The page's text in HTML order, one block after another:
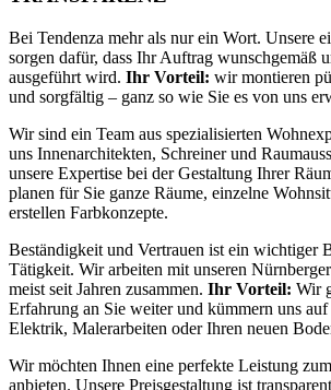
Bei Tendenza mehr als nur ein Wort. Unsere
sorgen dafür, dass Ihr Auftrag wunschgemäß
ausgeführt wird. Ihr Vorteil: wir montieren
und sorgfältig – ganz so wie Sie es von uns
Wir sind ein Team aus spezialisierten
uns Innenarchitekten, Schreiner und
unsere Expertise bei der Gestaltung Ihrer
planen für Sie ganze Räume, einzelne
erstellen Farbkonzepte.
Beständigkeit und Vertrauen ist ein wichtiger
Tätigkeit. Wir arbeiten mit unseren
meist seit Jahren zusammen. Ihr Vorteil: Wir
Erfahrung an Sie weiter und kümmern uns
Elektrik, Malerarbeiten oder Ihren neuen
Wir möchten Ihnen eine perfekte Leistung
anbieten. Unsere Preisgestaltung ist